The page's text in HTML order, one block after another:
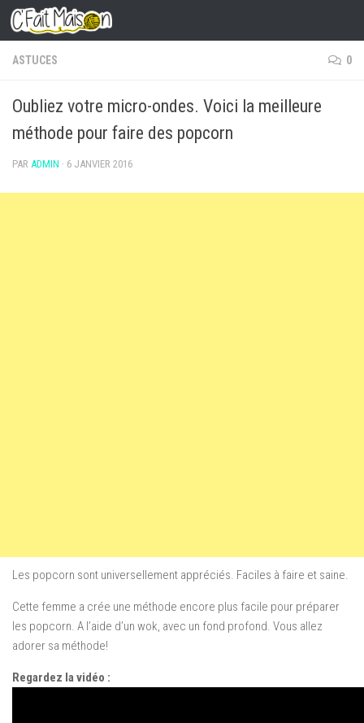
Skip to content
ASTUCES 0
Oubliez votre micro-ondes. Voici la meilleure
méthode pour faire des popcorn
PAR ADMIN · 6 JANVIER 2016
Les popcorn sont universellement appréciés. Faciles à faire et saine.
Cette femme a crée une méthode encore plus facile pour préparer
les popcorn. A l’aide d’un wok, avec un fond profond. Vous allez
adorer sa méthode!
Regardez la vidéo :